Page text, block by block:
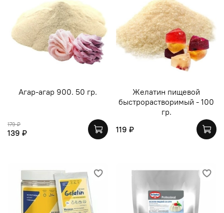
Агар-агар 900. 50 гр.
179 ₽
139 ₽
Желатин пищевой
быстрорастворимый - 100
гр.
119 ₽